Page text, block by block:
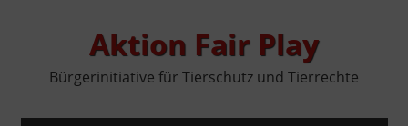
Aktion Fair Play
Bürgerinitiative für Tierschutz und Tierrechte